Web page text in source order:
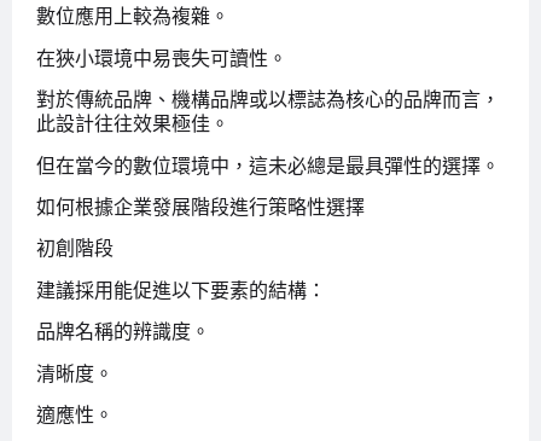
數位應用上較為複雜。
在狹小環境中易喪失可讀性。
對於傳統品牌、機構品牌或以標誌為核心的品牌而言，
此設計往往效果極佳。
但在當今的數位環境中，這未必總是最具彈性的選擇。
如何根據企業發展階段進行策略性選擇
初創階段
建議採用能促進以下要素的結構：
品牌名稱的辨識度。
清晰度。
適應性。